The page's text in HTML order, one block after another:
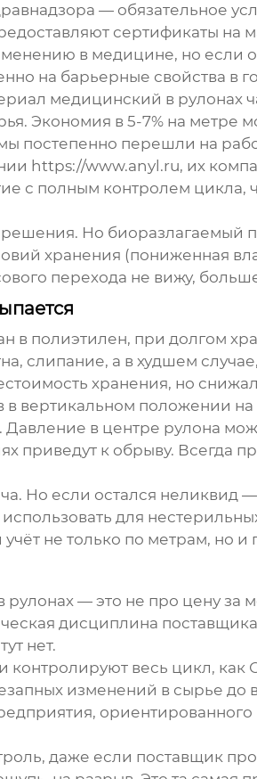
— обязательное
сертификаты на
в медицине, но если
на барьерные свойства в
медицинский в рулонах
Экономия в 5-7% на метре
постепенно перешли на
https://www.anyl.ru, их
с полным контролем цикла,
Но биоразлагаемый
хранения (пониженная
перехода не вижу,
в полиэтилен, при долгом
слипание, а в худшем
хранения, но
вертикальном положении
Давление в центре рулона
приведут к обрыву. Всегда
Но если остался
для
не только по метрам, но и
рулонах— это не про цену за
дисциплина
нет.
контролируют весь цикл, как
изменений в сырье
даже если поставщик